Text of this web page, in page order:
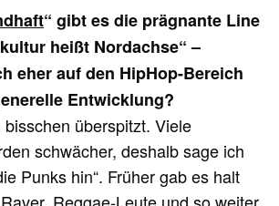
“ gibt es die prägnante Line
heißt Nordachse“ –
eher auf den HipHop-Bereich
Entwicklung?
überspitzt. Viele
schwächer, deshalb sage ich
Punks hin“. Früher gab es halt